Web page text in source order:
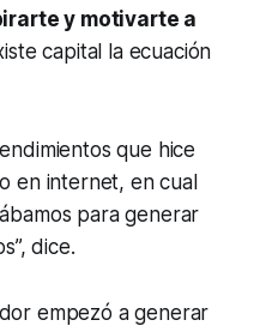
y motivarte a
capital la ecuación
que hice
en internet, en cual
para generar
dice.
empezó a generar